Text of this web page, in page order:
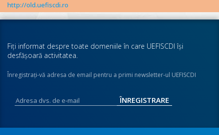
http://old.uefiscdi.ro
Fiţi informat despre toate domeniile în care UEFISCDI îşi
desfăşoară activitatea.
Înregistraţi-vă adresa de email pentru a primi newsletter-ul UEFISCDI